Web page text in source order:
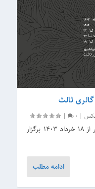
ثالث
عکس |
0
|
با نمایش آثار جمعی از هنرمندان معاصر از 18 خرداد 1403 برگزار
ادامه مطلب